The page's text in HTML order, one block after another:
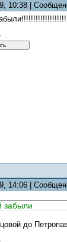
10:38 |
14:06 |
забыли
до